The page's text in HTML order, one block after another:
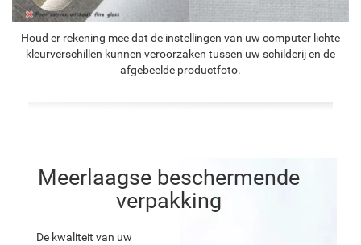
Houd er rekening mee dat de instellingen van uw computer lichte
kleurverschillen kunnen veroorzaken tussen uw schilderij en de
afgebeelde productfoto.
Meerlaagse beschermende
verpakking
De kwaliteit van uw